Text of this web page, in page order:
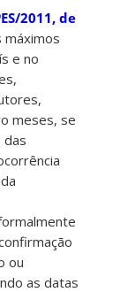
2011, de
máximos
e no
meses, se
ou
as datas